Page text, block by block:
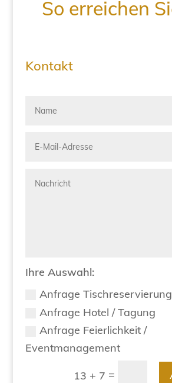
So erreichen
Kontakt
Ihre Auswahl:
Anfrage
Anfrage Hotel / Tagung
Anfrage Feierlichkeit /
Eventmanagement
13 + 7 =